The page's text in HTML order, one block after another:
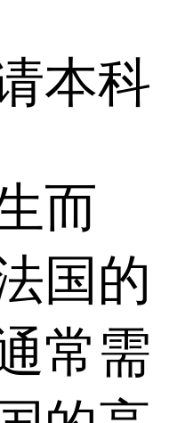
本科
而
国的
常需